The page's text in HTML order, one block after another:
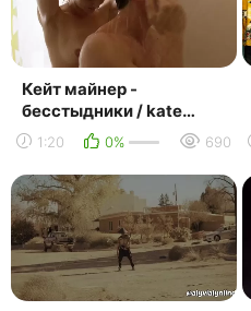
Кейт майнер -
бесстыдники / kate
miner - shameless ( 2011
- 2019 )
1:20 0% 690